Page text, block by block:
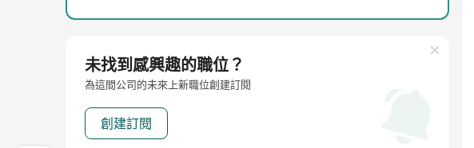
未找到感興趣的職位？
為這間公司的未來上新職位創建訂閱
創建訂閱